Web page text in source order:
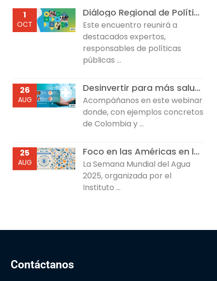
1
OCT
Diálogo Regional de Política sobre Desarrollo Infantil Temprano
Este encuentro reunirá a
destacados expertos,
responsables de políticas
públicas ...
26
AUG
Desinvertir para más salud: Reflexiones desde Colombia y República Dominicana
Acompáñanos en este webinar
donde, con ejemplos concretos
de Colombia y ...
25
AUG
Foco en las Américas en la Semana Mundial del Agua 2025
La Semana Mundial del Agua
2025, organizada por el
Instituto ...
Contáctanos